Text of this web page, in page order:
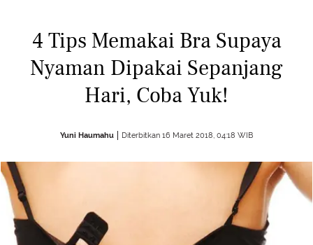
4 Tips Memakai Bra Supaya
Nyaman Dipakai Sepanjang
Hari, Coba Yuk!
Yuni Haumahu Diterbitkan 16 Maret 2018, 04:18 WIB